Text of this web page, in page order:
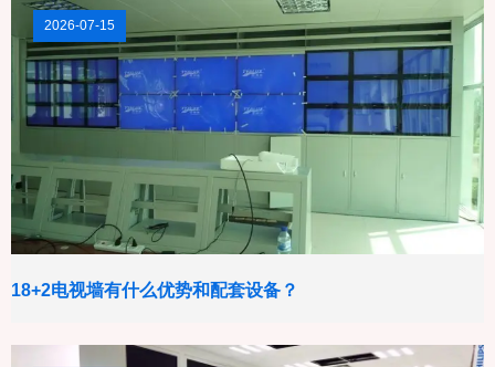
2026-07-15
18+2电视墙有什么优势和配套设备？